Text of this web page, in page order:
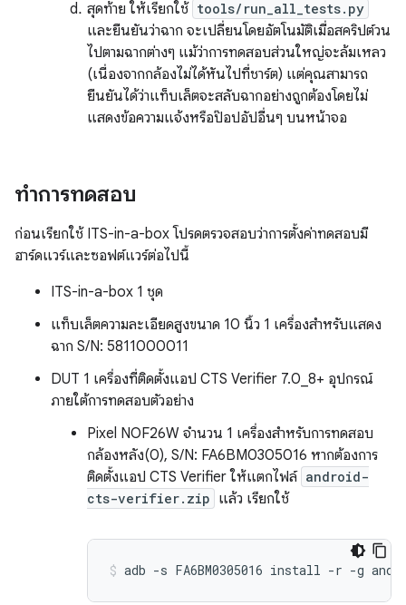
สุดท้าย ให้เรียกใช้ tools/run_all_tests.py
และยืนยันว่าฉาก จะเปลี่ยนโดยอัตโนมัติเมื่อสคริปต์วน
ไปตามฉากต่างๆ แม้ว่าการทดสอบส่วนใหญ่จะล้มเหลว
(เนื่องจากกล้องไม่ได้หันไปที่ชาร์ต) แต่คุณสามารถ
ยืนยันได้ว่าแท็บเล็ตจะสลับฉากอย่างถูกต้องโดยไม่
แสดงข้อความแจ้งหรือป๊อปอัปอื่นๆ บนหน้าจอ
ทำการทดสอบ
ก่อนเรียกใช้ ITS-in-a-box โปรดตรวจสอบว่าการตั้งค่าทดสอบมี
ฮาร์ดแวร์และซอฟต์แวร์ต่อไปนี้
ITS-in-a-box 1 ชุด
แท็บเล็ตความละเอียดสูงขนาด 10 นิ้ว 1 เครื่องสำหรับแสดง
ฉาก S/N: 5811000011
DUT 1 เครื่องที่ติดตั้งแอป CTS Verifier 7.0_8+ อุปกรณ์
ภายใต้การทดสอบตัวอย่าง
Pixel NOF26W จำนวน 1 เครื่องสำหรับการทดสอบ
กล้องหลัง(0), S/N: FA6BM0305016 หากต้องการ
ติดตั้งแอป CTS Verifier ให้แตกไฟล์ android-
cts-verifier.zip แล้ว เรียกใช้